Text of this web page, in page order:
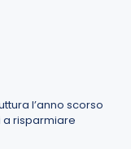
l’anno scorso
risparmiare